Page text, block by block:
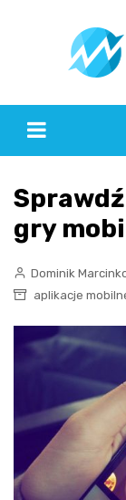
gry
Dominik
aplikacje